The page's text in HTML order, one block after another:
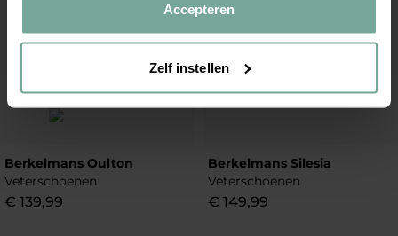
Accepteren
Zelf instellen
Berkelmans Oulton
Veterschoenen
€ 139,99
Berkelmans Silesia
Veterschoenen
€ 149,99